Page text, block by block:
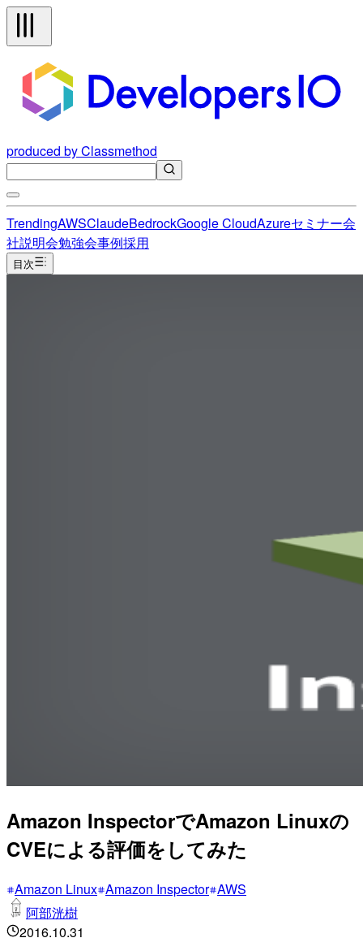
produced by Classmethod
TrendingAWSClaudeBedrockGoogle CloudAzureセミナー会
社説明会勉強会事例採用
目次
Amazon InspectorでAmazon Linuxの
CVEによる評価をしてみた
Amazon Linux Amazon Inspector AWS
阿部洸樹
2016.10.31